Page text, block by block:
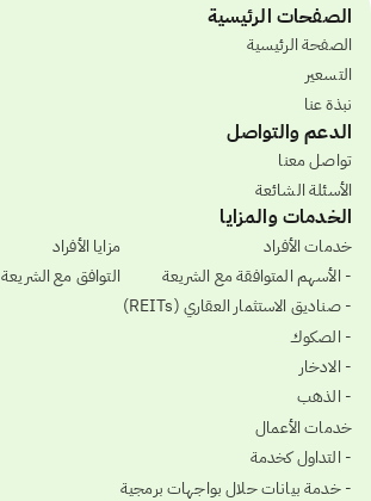
الصفحات الرئيسية
الصفحة الرئيسية
التسعير
نبذة عنا
الدعم والتواصل
تواصل معنا
الأسئلة الشائعة
الخدمات والمزايا
خدمات الأفراد
- الأسهم المتوافقة مع الشريعة
- صناديق الاستثمار العقاري (REITs)
- الصكوك
- الادخار
- الذهب
خدمات الأعمال
- التداول كخدمة
- خدمة بيانات حلال بواجهات برمجية
مزايا الأفراد
التوافق مع الشريعة